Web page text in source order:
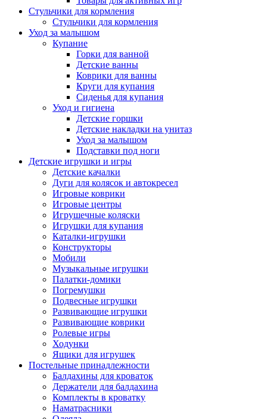
Стульчики для кормления
Стульчики для кормления
Уход за малышом
Купание
Горки для ванной
Детские ванны
Коврики для ванны
Круги для купания
Сиденья для купания
Уход и гигиена
Детские горшки
Детские накладки на унитаз
Уход за малышом
Подставки под ноги
Детские игрушки и игры
Детские качалки
Дуги для колясок и автокресел
Игровые коврики
Игровые центры
Игрушечные коляски
Игрушки для купания
Каталки-игрушки
Конструкторы
Мобили
Музыкальные игрушки
Палатки-домики
Погремушки
Подвесные игрушки
Развивающие игрушки
Развивающие коврики
Ролевые игры
Ходунки
Ящики для игрушек
Постельные принадлежности
Балдахины для кроваток
Держатели для балдахина
Комплекты в кроватку
Наматрасники